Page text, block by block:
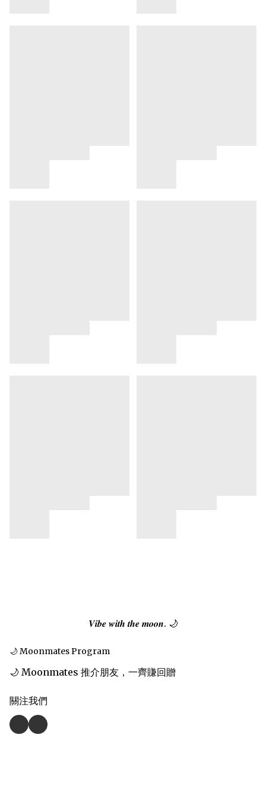
𝑽𝒊𝒃𝒆 𝒘𝒊𝒕𝒉 𝒕𝒉𝒆 𝒎𝒐𝒐𝒏. 🌙
🌙 Moonmates Program
🌙 Moonmates 推介朋友，一齊賺回贈
關注我們